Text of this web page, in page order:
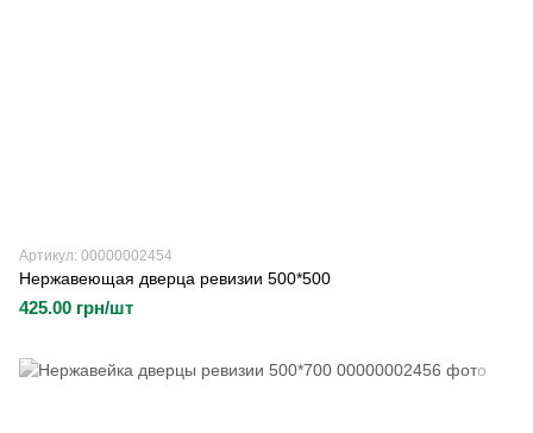
Артикул: 00000002454
Нержавеющая дверца ревизии 500*500
425.00 грн/шт